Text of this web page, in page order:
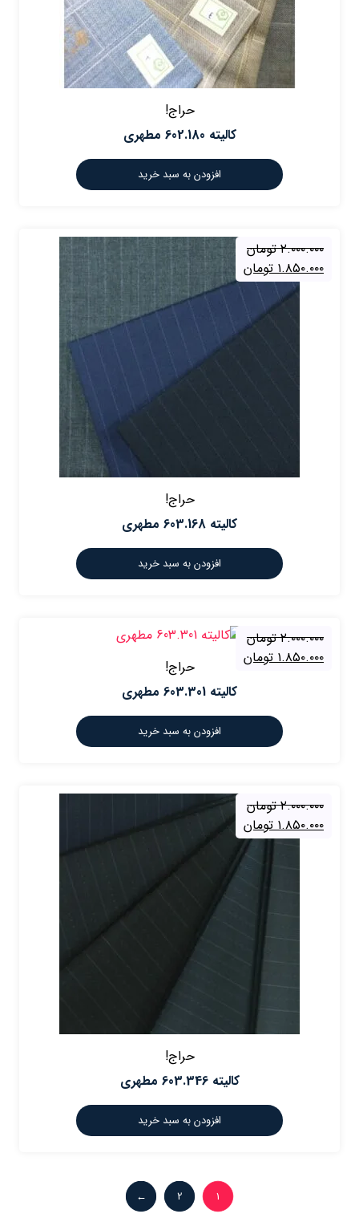
حراج!
کالیته 602.180 مطهری
افزودن به سبد خرید
۲.۰۰۰.۰۰۰ تومان
۱.۸۵۰.۰۰۰ تومان
حراج!
کالیته 603.168 مطهری
افزودن به سبد خرید
۲.۰۰۰.۰۰۰ تومان
۱.۸۵۰.۰۰۰ تومان
حراج!
کالیته 603.301 مطهری
افزودن به سبد خرید
۲.۰۰۰.۰۰۰ تومان
۱.۸۵۰.۰۰۰ تومان
حراج!
کالیته 603.346 مطهری
افزودن به سبد خرید
1
2
←